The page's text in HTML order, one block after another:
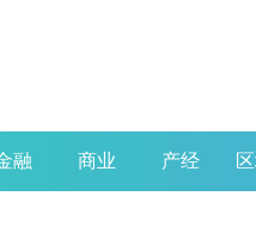
融 商业 产经